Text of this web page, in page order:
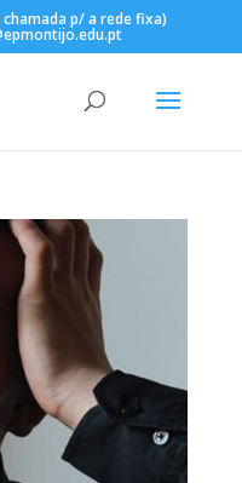
p/ a rede fixa)